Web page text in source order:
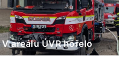
V areálu ÚVR hořelo